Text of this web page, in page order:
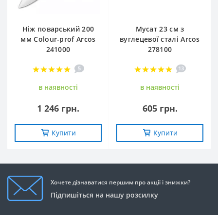
Ніж поварський 200
мм Сolour-prof Arcos
241000
5
в наявностi
1 246 грн.
Купити
Мусат 23 см з
вуглецевої сталі Arcos
278100
13
в наявностi
605 грн.
Купити
Хочете дізнаватися першим про акції і знижки?
Підпишіться на нашу розсилку